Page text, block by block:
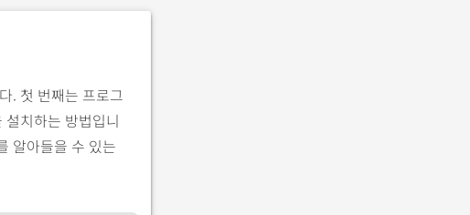
. 첫 번째는 프로그
치하는 방법입니
알아들을 수 있는